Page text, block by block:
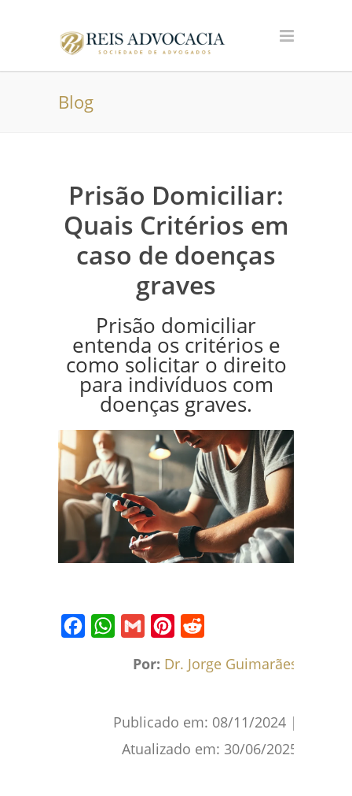
Blog
Prisão Domiciliar:
Quais Critérios em
caso de doenças
graves
Prisão domiciliar
entenda os critérios e
como solicitar o direito
para indivíduos com
doenças graves.
Por: Dr. Jorge Guimarães
Publicado em: 08/11/2024 |
Atualizado em: 30/06/2025